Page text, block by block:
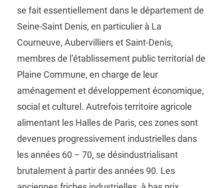
se fait essentiellement dans le département de
Seine-Saint Denis, en particulier à La
Courneuve, Aubervilliers et Saint-Denis,
membres de l’établissement public territorial de
Plaine Commune, en charge de leur
aménagement et développement économique,
social et culturel. Autrefois territoire agricole
alimentant les Halles de Paris, ces zones sont
devenues progressivement industrielles dans
les années 60 – 70, se désindustrialisant
brutalement à partir des années 90. Les